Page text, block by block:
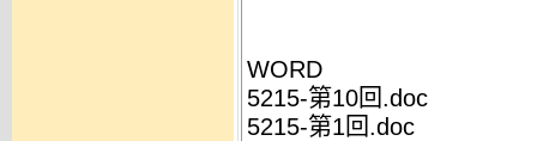
WORD
5215-第10回.doc
5215-第1回.doc